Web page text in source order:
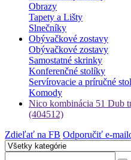
Obrazy
Tapety a Lišty
Slnečníky
Obývačkové zostavy
Obývačkové zostavy
Samostatné skrinky
Konferenčné stolíky
Servírovacie a príručné
Komody
Nico kombinácia 51 Dub
(404512)
Zdieľať na FB Odporučiť e-